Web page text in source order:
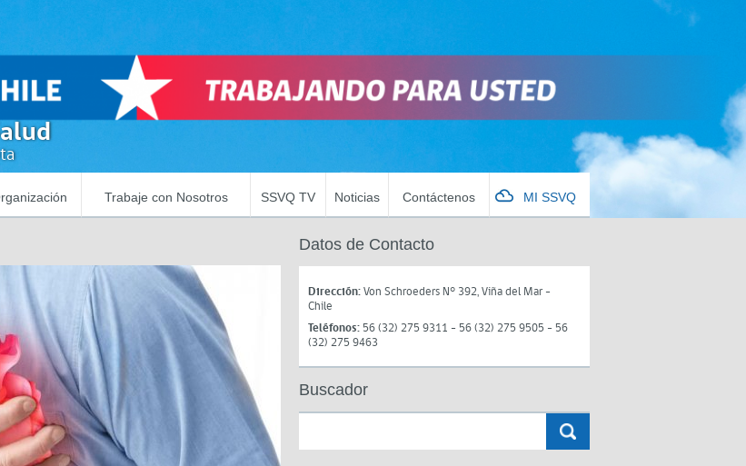
Trabaje con Nosotros SSVQ TV Noticias Contáctenos MI SSVQ
Datos de Contacto
Dirección:Von Schroeders N° 392, Viña del Mar -
Chile
Teléfonos: 56 (32) 275 9311 - 56 (32) 275 9505 - 56
(32) 275 9463
Buscador